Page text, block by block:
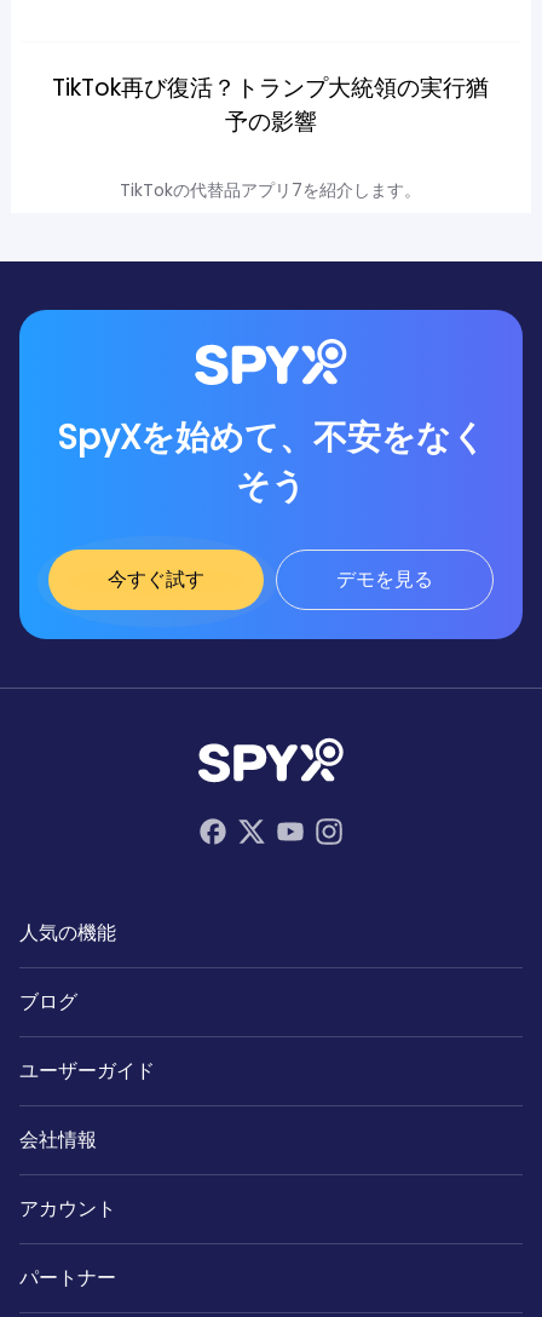
TikTok再び復活？トランプ大統領の実行猶
予の影響
TikTokの代替品アプリ7を紹介します。
SpyXを始めて、不安をなく
そう
今すぐ試す デモを見る
人気の機能
ブログ
ユーザーガイド
会社情報
アカウント
パートナー